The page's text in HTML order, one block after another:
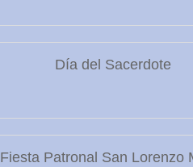
Día del Sacerdote
Fiesta Patronal San Lorenzo